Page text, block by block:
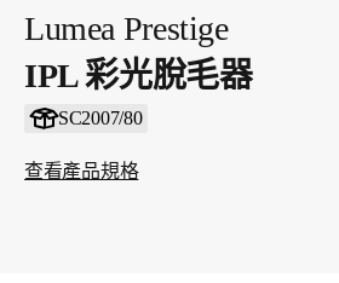
Lumea Prestige
IPL 彩光脫毛器
SC2007/80
查看產品規格